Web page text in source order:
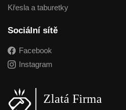
Křesla a taburetky
Sociální sítě
Facebook
Instagram